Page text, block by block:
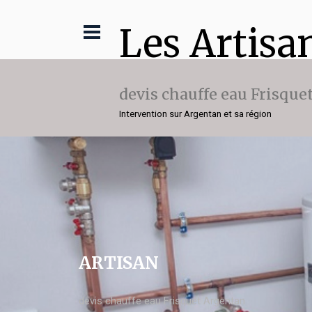
Les
devis chauffe eau
Intervention sur Argentan et sa région
ARTISAN
devis chauffe eau Frisquet Argentan